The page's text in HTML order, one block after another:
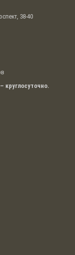
кафе, баров,
разной
заявку на
38-40
круглосуточно.